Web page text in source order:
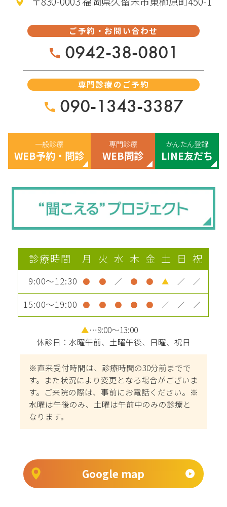
ご予約・お問い合わせ
0942-38-0801
専門診療のご予約
090-1343-3387
一般診療
WEB予約・問診
専門診療
WEB問診
かんたん登録
LINE友だち
診療時間 月 火 水 木 金 土 日 祝
9:00～12:30 ● ● ／ ● ● ▲ ／ ／
15:00～19:00 ● ● ● ● ● ／ ／ ／
▲…9:00～13:00
休診日：水曜午前、土曜午後、日曜、祝日
※直来受付時間は、診療時間の30分前までで
す。また状況により変更となる場合がございま
す。ご来院の際は、事前にお電話ください。※
水曜は午後のみ、土曜は午前中のみの診療と
なります。
Google map